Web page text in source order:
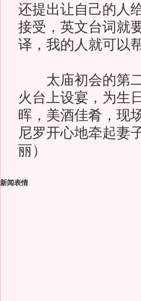
还提出让自己的人
接受，英文台词就
译，我的人就可以
太庙初会的第二
火台上设宴，为生
晖，美酒佳肴，现
尼罗开心地牵起妻
丽）
新闻表情